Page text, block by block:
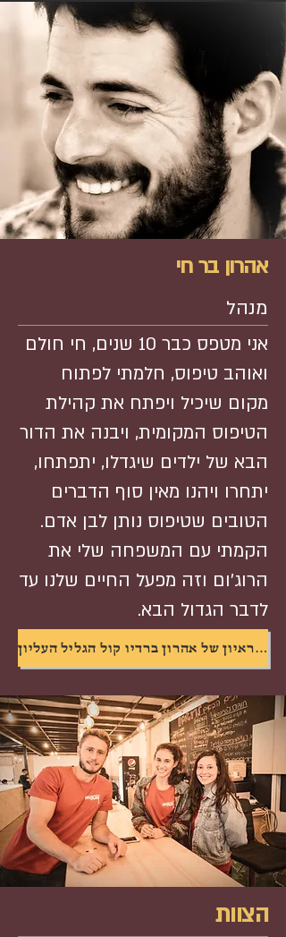
אהרון בר חי
מנהל
אני מטפס כבר 10 שנים, חי חולם
ואוהב טיפוס, חלמתי לפתוח
מקום שיכיל ויפתח את קהילת
הטיפוס המקומית, ויבנה את הדור
הבא של ילדים שיגדלו, יתפתחו,
יתחרו ויהנו מאין סוף הדברים
הטובים שטיפוס נותן לבן אדם.
הקמתי עם המשפחה שלי את
הרוג'ום וזה מפעל החיים שלנו עד
לדבר הגדול הבא.
לחצו להאזנה לראיון של אהרון ברדיו קול הגליל העליון
הצוות